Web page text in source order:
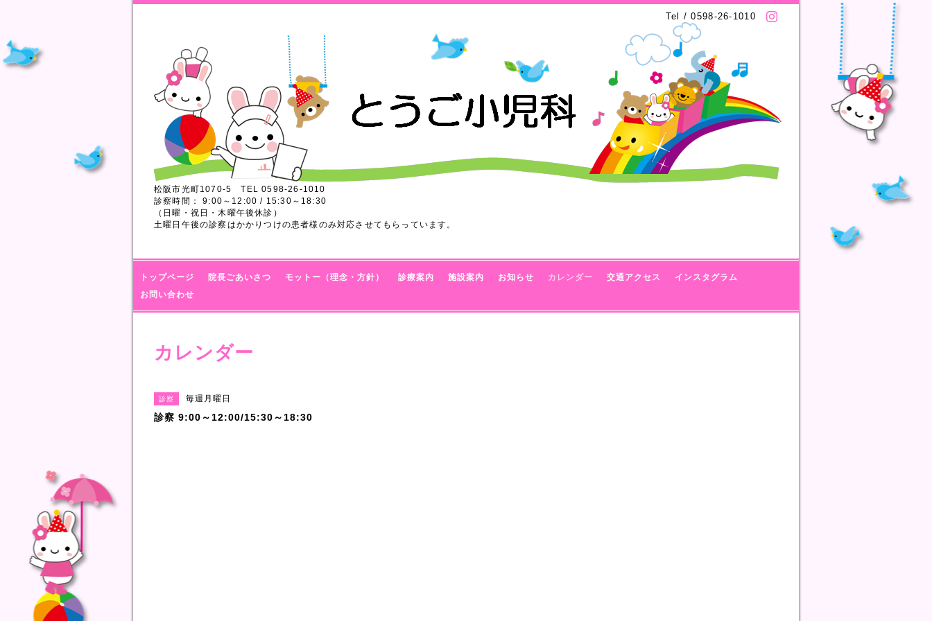
Tel / 0598-26-1010
松阪市光町1070-5 TEL 0598-26-1010
診察時間： 9:00～12:00 / 15:30～18:30
（日曜・祝日・木曜午後休診）
土曜日午後の診察はかかりつけの患者様のみ対応させてもらっています。
トップページ 院長ごあいさつ モットー（理念・方針） 診療案内 施設案内 お知らせ カレンダー 交通アクセス
インスタグラム
お問い合わせ
カレンダー
診察 毎週月曜日
診察 9:00～12:00/15:30～18:30